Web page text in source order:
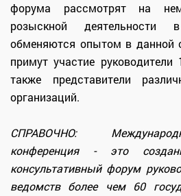
форума рассмотрят на
розыскной деятельности
обменяются опытом в данной
примут участие руководители
также представители
организаций.
СПРАВОЧНО:
конференция - это
консультативный форум
ведомств более чем 60